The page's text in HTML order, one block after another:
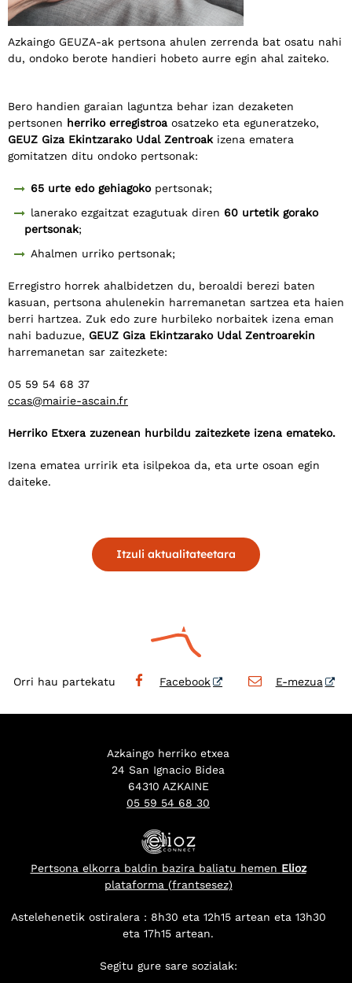
Azkaingo GEUZA-ak pertsona ahulen zerrenda bat osatu nahi
du, ondoko berote handieri hobeto aurre egin ahal zaiteko.
Bero handien garaian laguntza behar izan dezaketen
pertsonen herriko erregistroa osatzeko eta eguneratzeko,
GEUZ Giza Ekintzarako Udal Zentroak izena ematera
gomitatzen ditu ondoko pertsonak:
65 urte edo gehiagoko pertsonak;
lanerako ezgaitzat ezagutuak diren 60 urtetik gorako
pertsonak;
Ahalmen urriko pertsonak;
Erregistro horrek ahalbidetzen du, beroaldi berezi baten
kasuan, pertsona ahulenekin harremanetan sartzea eta haien
berri hartzea. Zuk edo zure hurbileko norbaitek izena eman
nahi baduzue, GEUZ Giza Ekintzarako Udal Zentroarekin
harremanetan sar zaitezkete:
05 59 54 68 37
ccas@mairie-ascain.fr
Herriko Etxera zuzenean hurbildu zaitezkete izena emateko.
Izena ematea urririk eta isilpekoa da, eta urte osoan egin
daiteke.
Itzuli aktualitateetara
Orri hau partekatu Facebook E-mezua
Azkaingo herriko etxea
24 San Ignacio Bidea
64310 AZKAINE
05 59 54 68 30
Pertsona elkorra baldin bazira baliatu hemen Elioz
plataforma (frantsesez)
Astelehenetik ostiralera : 8h30 eta 12h15 artean eta 13h30
eta 17h15 artean.
Segitu gure sare sozialak: